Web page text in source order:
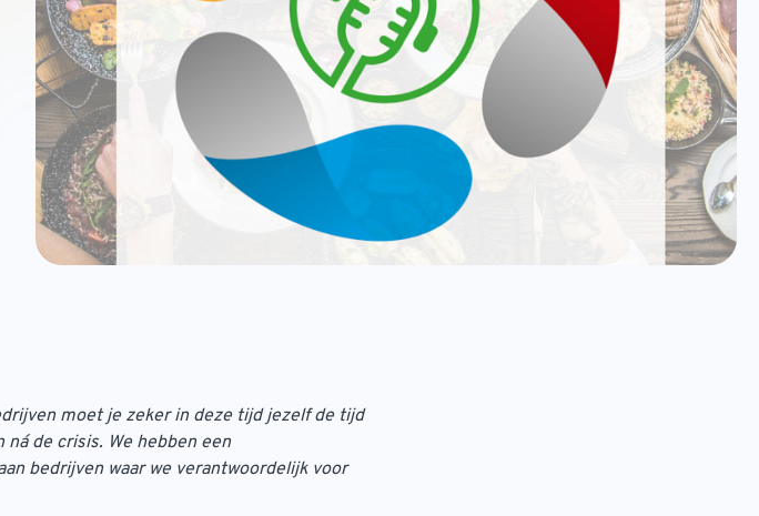
moet je zeker in deze tijd jezelf de tijd
de crisis. We hebben een
bedrijven waar we verantwoordelijk voor